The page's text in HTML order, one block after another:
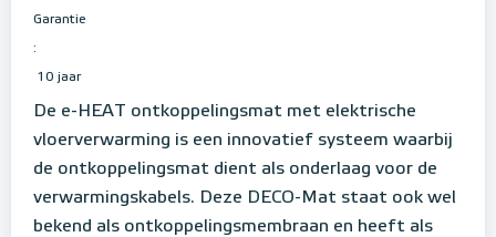
Garantie
:
10 jaar
De e-HEAT ontkoppelingsmat met elektrische
vloerverwarming is een innovatief systeem waarbij
de ontkoppelingsmat dient als onderlaag voor de
verwarmingskabels. Deze DECO-Mat staat ook wel
bekend als ontkoppelingsmembraan en heeft als